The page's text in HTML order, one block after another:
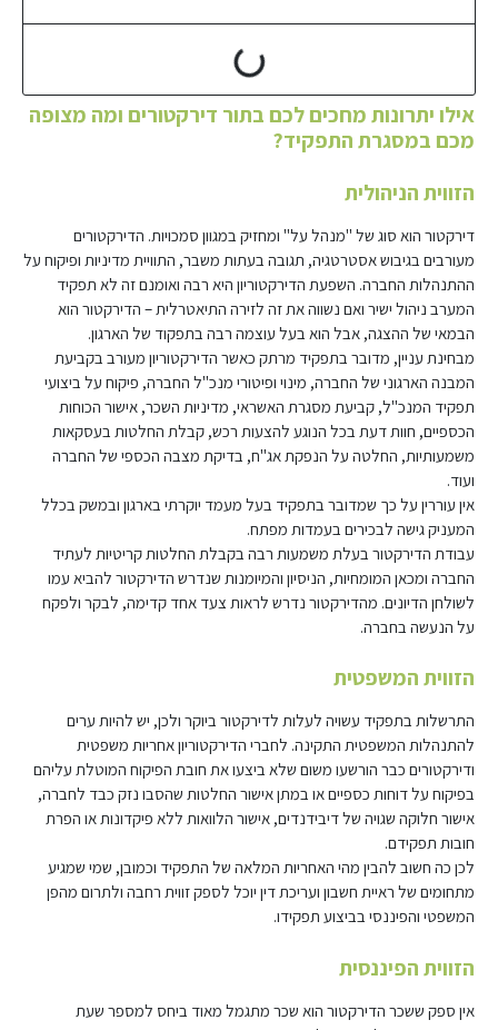
אילו יתרונות מחכים לכם בתור דירקטורים ומה מצופה
מכם במסגרת התפקיד?
הזווית הניהולית
דירקטור הוא סוג של "מנהל על" ומחזיק במגוון סמכויות. הדירקטורים
מעורבים בגיבוש אסטרטגיה, תגובה בעתות משבר, התוויית מדיניות ופיקוח על
ההתנהלות החברה. השפעת הדירקטוריון היא רבה ואומנם זה לא תפקיד
המערב ניהול ישיר ואם נשווה את זה לזירה התיאטרלית – הדירקטור הוא
הבמאי של ההצגה, אבל הוא בעל עוצמה רבה בתפקוד של הארגון.
מבחינת עניין, מדובר בתפקיד מרתק כאשר הדירקטוריון מעורב בקביעת
המבנה הארגוני של החברה, מינוי ופיטורי מנכ"ל החברה, פיקוח על ביצועי
תפקיד המנכ"ל, קביעת מסגרת האשראי, מדיניות השכר, אישור הכוחות
הכספיים, חוות דעת בכל הנוגע להצעות רכש, קבלת החלטות בעסקאות
משמעותיות, החלטה על הנפקת אג"ח, בדיקת מצבה הכספי של החברה
ועוד.
אין עוררין על כך שמדובר בתפקיד בעל מעמד יוקרתי בארגון ובמשק בכלל
המעניק גישה לבכירים בעמדות מפתח.
עבודת הדירקטור בעלת משמעות רבה בקבלת החלטות קריטיות לעתיד
החברה ומכאן המומחיות, הניסיון והמיומנות שנדרש הדירקטור להביא עמו
לשולחן הדיונים. מהדירקטור נדרש לראות צעד אחד קדימה, לבקר ולפקח
על הנעשה בחברה.
הזווית המשפטית
התרשלות בתפקיד עשויה לעלות לדירקטור ביוקר ולכן, יש להיות ערים
להתנהלות המשפטית התקינה. לחברי הדירקטוריון אחריות משפטית
ודירקטורים כבר הורשעו משום שלא ביצעו את חובת הפיקוח המוטלת עליהם
בפיקוח על דוחות כספיים או במתן אישור החלטות שהסבו נזק כבד לחברה,
אישור חלוקה שגויה של דיבידנדים, אישור הלוואות ללא פיקדונות או הפרת
חובות תפקידם.
לכן כה חשוב להבין מהי האחריות המלאה של התפקיד וכמובן, שמי שמגיע
מתחומים של ראיית חשבון ועריכת דין יוכל לספק זווית רחבה ולתרום מהפן
המשפטי והפיננסי בביצוע תפקידו.
הזווית הפיננסית
אין ספק ששכר הדירקטור הוא שכר מתגמל מאוד ביחס למספר שעת